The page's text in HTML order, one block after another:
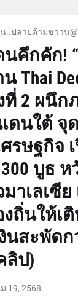
..ปลายด้ามขวาน
นคึกคัก!
Thai
ที่ 2 ผนึก
ดนใต้ จุ
รษฐกิจ
บูธ ห
าเลเซีย
ถิ่นให้เ
นสะพัดก
ลิป)
19, 2568